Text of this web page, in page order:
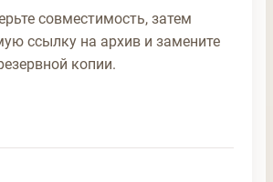
совместимость, затем
ссылку на архив и замените
копии.